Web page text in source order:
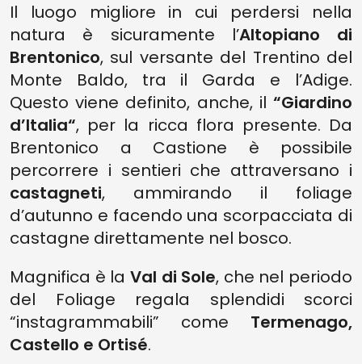
Il luogo migliore in cui perdersi nella
natura è sicuramente l’Altopiano di
Brentonico, sul versante del Trentino del
Monte Baldo, tra il Garda e l’Adige.
Questo viene definito, anche, il “Giardino
d’Italia“, per la ricca flora presente. Da
Brentonico a Castione è possibile
percorrere i sentieri che attraversano i
castagneti, ammirando il foliage
d’autunno e facendo una scorpacciata di
castagne direttamente nel bosco.
Magnifica è la Val di Sole, che nel periodo
del Foliage regala splendidi scorci
“instagrammabili” come Termenago,
Castello e Ortisé.